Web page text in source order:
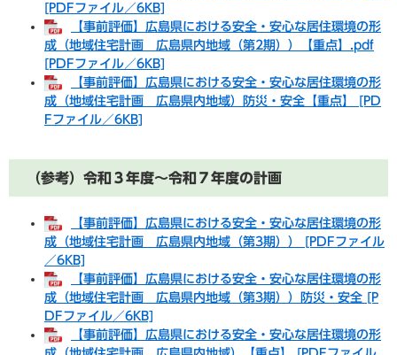
[PDFファイル／6KB]
【事前評価】広島県における安全・安心な居住環境の形
成（地域住宅計画 広島県内地域（第2期））【重点】.pdf
[PDFファイル／6KB]
【事前評価】広島県における安全・安心な居住環境の形
成（地域住宅計画 広島県内地域）防災・安全【重点】 [PD
Fファイル／6KB]
（参考）令和３年度～令和７年度の計画
【事前評価】広島県における安全・安心な居住環境の形
成（地域住宅計画 広島県内地域（第3期）） [PDFファイル
／6KB]
【事前評価】広島県における安全・安心な居住環境の形
成（地域住宅計画 広島県内地域（第3期））防災・安全 [P
DFファイル／6KB]
【事前評価】広島県における安全・安心な居住環境の形